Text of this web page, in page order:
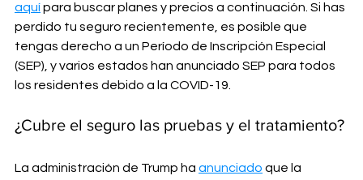
aquí para buscar planes y precios a continuación. Si has
perdido tu seguro recientemente, es posible que
tengas derecho a un Período de Inscripción Especial
(SEP), y varios estados han anunciado SEP para todos
los residentes debido a la COVID-19.
¿Cubre el seguro las pruebas y el tratamiento?
La administración de Trump ha anunciado que la